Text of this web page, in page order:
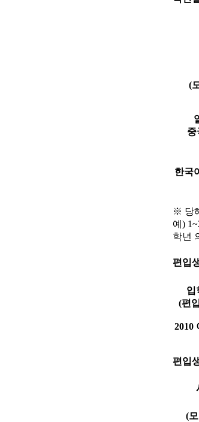
(
중
한국
※ 당
예)
학년
편입
입
(편
2010
편입
(